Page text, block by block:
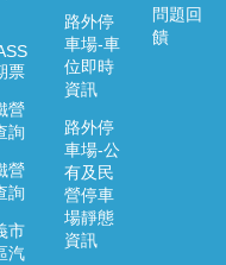
票
營
詢
營
詢
市
汽
路外停
車場-車
位即時
資訊
路外停
車場-公
有及民
營停車
場靜態
資訊
問題回
饋